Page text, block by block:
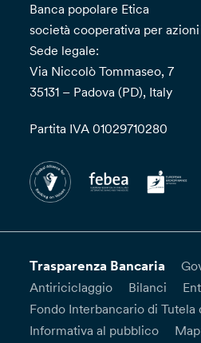
Banca popolare Etica
società cooperativa per azioni
Sede legale:
Via Niccolò Tommaseo, 7
35131 – Padova (PD), Italy
Partita IVA 01029710280
Trasparenza Bancaria
Antiriciclaggio
Bilanci
Fondo Interbancario di Tutela
Informativa al pubblico